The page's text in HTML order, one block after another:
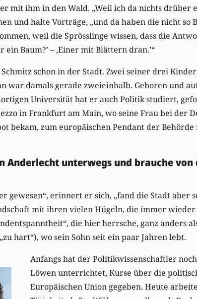
mit ihm in den Wald. „Weil ich da nichts drüber
und halte Vorträge, „und da haben die nicht so
weil die Sprösslinge wissen, dass die
ein Baum?’ – ‚Einer mit Blättern dran.’“
schon in der Stadt. Zwei seiner drei
war damals gerade zweieinhalb. Geboren und
Universität hat er auch Politik studiert,
in Frankfurt am Main, wo seine Frau bei der
bekam, zum europäischen Pendant der Behörde
Anderlecht unterwegs und brauche
gewesen“, erinnert er sich, „fand die Stadt aber
mit ihren vielen Hügeln, die immer wieder
die hier herrsche, ganz anders
hart“), wo sein Sohn seit ein paar Jahren lebt.
Anfangs hat der Politikwissenschaftler
Löwen unterrichtet, Kurse über die
Europäischen Union gegeben. Heute